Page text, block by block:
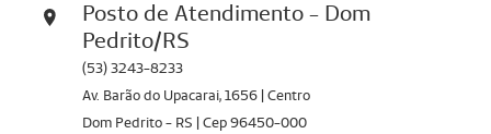
Posto de Atendimento - Dom
Pedrito/RS
(53) 3243-8233
Av. Barão do Upacarai, 1656 | Centro
Dom Pedrito - RS | Cep 96450-000